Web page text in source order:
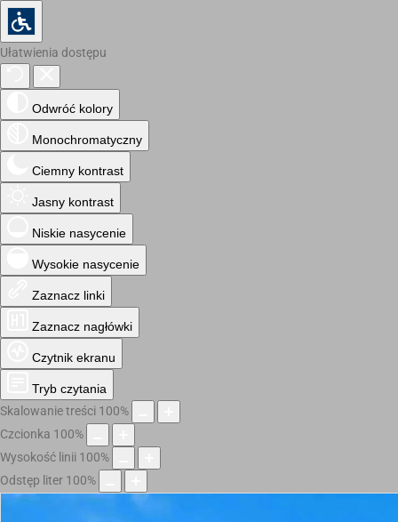
Ułatwienia dostępu
Odwróć kolory
Monochromatyczny
Ciemny kontrast
Jasny kontrast
Niskie nasycenie
Wysokie nasycenie
Zaznacz linki
Zaznacz nagłówki
Czytnik ekranu
Tryb czytania
Skalowanie treści 100%
Czcionka 100%
Wysokość linii 100%
Odstęp liter 100%